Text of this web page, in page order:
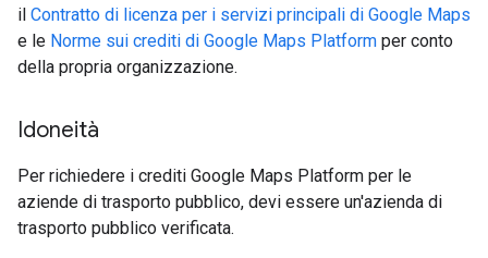
il Contratto di licenza per i servizi principali di Google Maps
e le Norme sui crediti di Google Maps Platform per conto
della propria organizzazione.
Idoneità
Per richiedere i crediti Google Maps Platform per le
aziende di trasporto pubblico, devi essere un'azienda di
trasporto pubblico verificata.